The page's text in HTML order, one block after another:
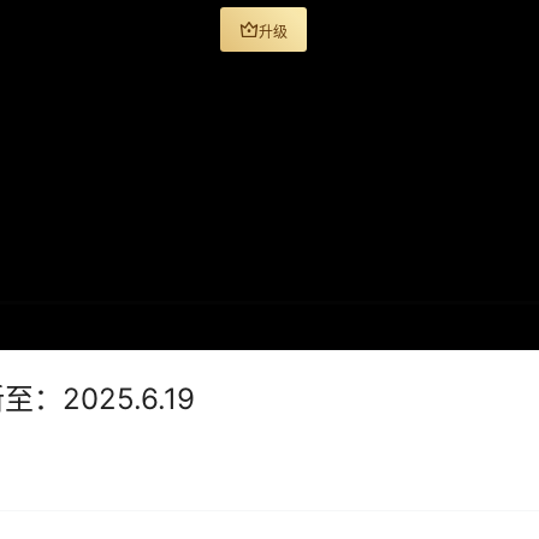
升级
：2025.6.19